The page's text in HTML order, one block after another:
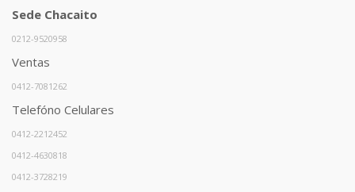
Sede Chacaito
0212-9520958
Ventas
0412-7081262
Telefóno Celulares
0412-2212452
0412-4630818
0412-3728219